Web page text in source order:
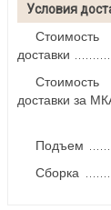
Условия
Стоимость
доставки
Стоимость
доставки за
Подъем
Сборка